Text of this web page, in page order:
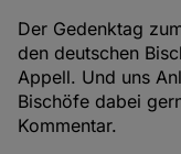
Der Gedenktag
den deutschen
Appell. Und uns
Bischöfe dabei
Kommentar.